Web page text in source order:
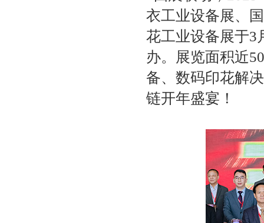
衣工业设备展、
花工业设备展于3
办。展览面积近
备、数码印花解
链开年盛宴！